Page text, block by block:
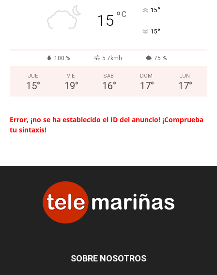
15 °C 15°
15°
100 % 5.7kmh 75 %
JUE
15°
VIE
19°
SAB
16°
DOM
17°
LUN
17°
Error, ¡no se ha establecido el ID del anuncio! ¡Comprueba
tu sintaxis!
SOBRE NOSOTROS